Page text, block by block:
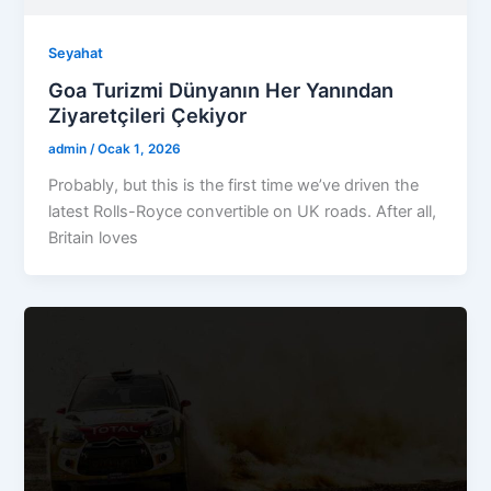
Seyahat
Goa Turizmi Dünyanın Her Yanından
Ziyaretçileri Çekiyor
admin/Ocak 1, 2026
Probably, but this is the first time we’ve driven the
latest Rolls-Royce convertible on UK roads. After all,
Britain loves